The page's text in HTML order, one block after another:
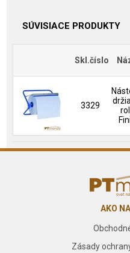
SÚVISIACE PRODUKTY
Skl.číslo
3329
AKO
Zásady